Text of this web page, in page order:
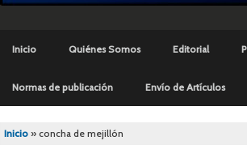
Menú principal
Inicio Quiénes Somos Editorial
Normas de publicación Envío de Artículos
Se encuentra usted aquí
Inicio » concha de mejillón